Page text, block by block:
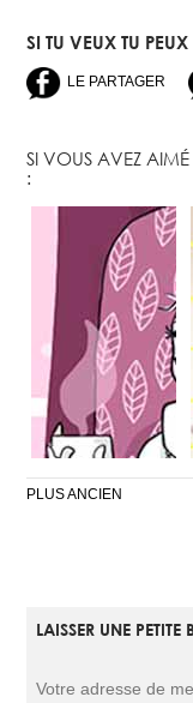
SI TU VEUX TU PEUX
LE PARTAGER
SI VOUS AVEZ AIMÉ
:
LET IT SNOW
NAVIGATION
PLUS ANCIEN
LAISSER UNE PETITE
Votre adresse de